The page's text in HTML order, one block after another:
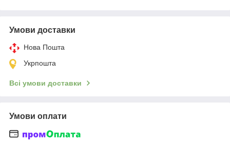
Умови доставки
Нова Пошта
Укрпошта
Всі умови доставки
Умови оплати